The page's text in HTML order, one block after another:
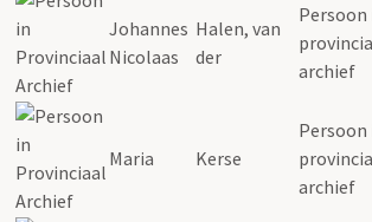
Johannes
Nicolaas
Halen, van
der
Persoon
archief
Maria Kerse
Persoon
archief